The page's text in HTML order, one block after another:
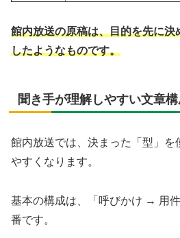
館内放送の原稿は、目的を先に決
したようなものです。
聞き手が理解しやすい文章
館内放送では、決まった「型」を
やすくなります。
基本の構成は、「呼びかけ → 用
番です。